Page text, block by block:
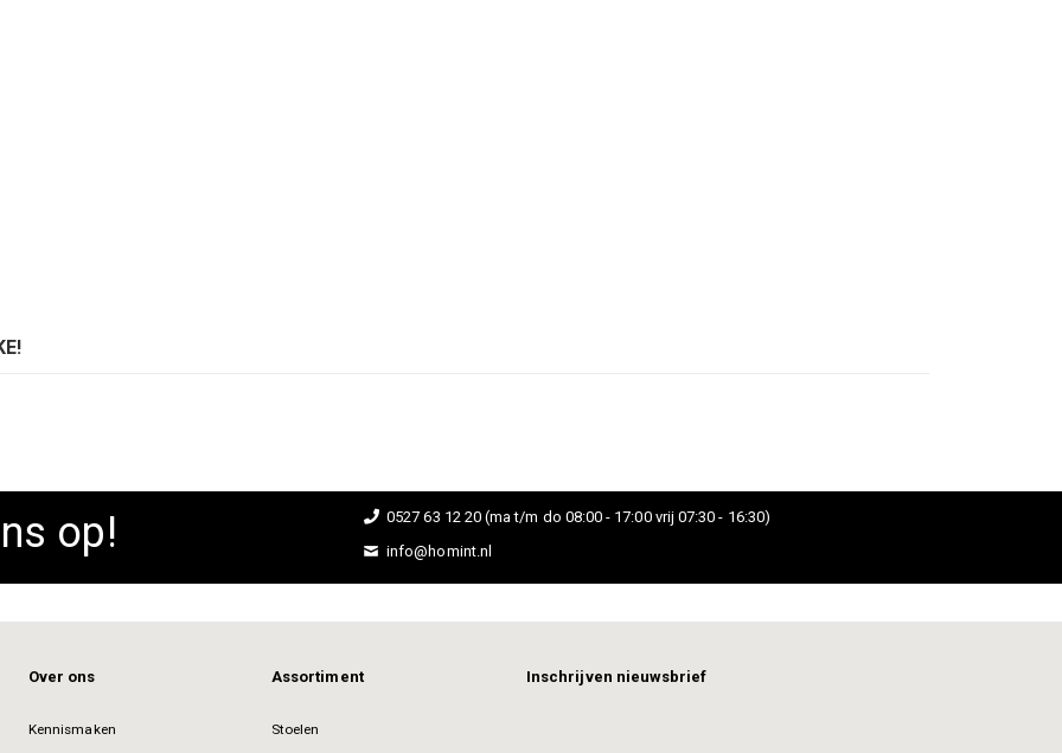
op!
0527 63 12 20 (ma t/m do 08:00 - 17:00 vrij 07:30 - 16:30)
info@homint.nl
Over ons
Kennismaken
Assortiment
Stoelen
Inschrijven nieuwsbrief